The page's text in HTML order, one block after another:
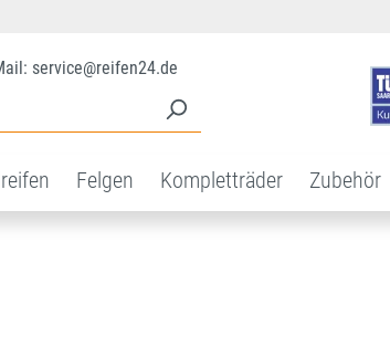
service@reifen24.de
Felgen Kompletträder Zubehör